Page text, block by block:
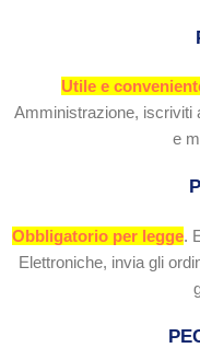
Utile e
Amministrazione, iscriviti
e
Obbligatorio per legge.
Elettroniche, invia gli